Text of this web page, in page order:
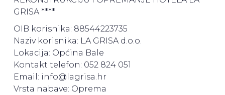
GRISA ****
OIB korisnika: 88544223735
Naziv korisnika: LA GRISA d.o.o.
Lokacija: Općina Bale
Kontakt telefon: 052 824 051
Email: info@lagrisa.hr
Vrsta nabave: Oprema